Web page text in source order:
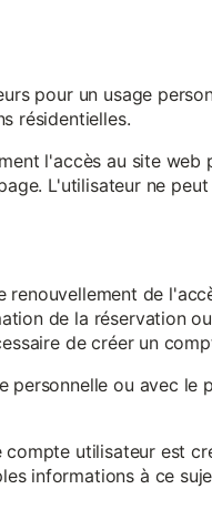
pour un usage
résidentielles.
l'accès au site web
L'utilisateur ne
de
de la réservation
de créer un
ou avec le
utilisateur est
informations à ce